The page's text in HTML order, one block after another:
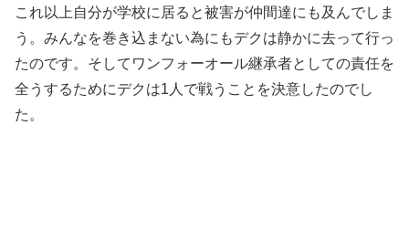
これ以上自分が学校に居ると被害が仲間達にも及んでしま
う。みんなを巻き込まない為にもデクは静かに去って行っ
たのです。そしてワンフォーオール継承者としての責任を
全うするためにデクは1人で戦うことを決意したのでし
た。